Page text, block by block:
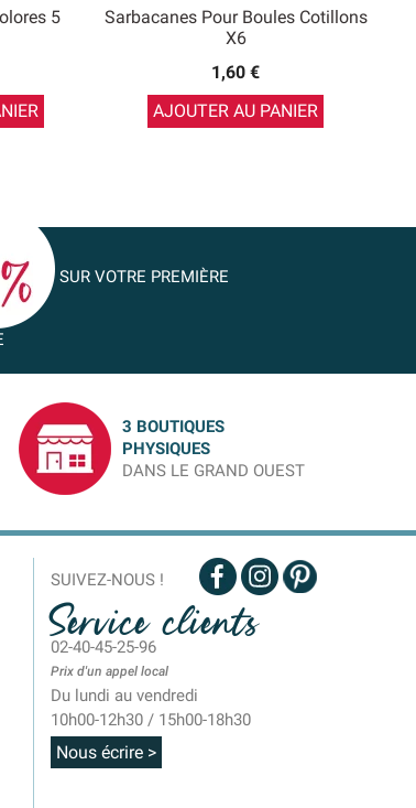
5
Sarbacanes Pour Boules Cotillons
X6
1,60 €
AJOUTER AU PANIER
SUR VOTRE PREMIÈRE
3 BOUTIQUES
PHYSIQUES
DANS LE GRAND OUEST
SUIVEZ-NOUS !
Service clients
02-40-45-25-96
Prix d'un appel local
Du lundi au vendredi
10h00-12h30 / 15h00-18h30
Nous écrire >